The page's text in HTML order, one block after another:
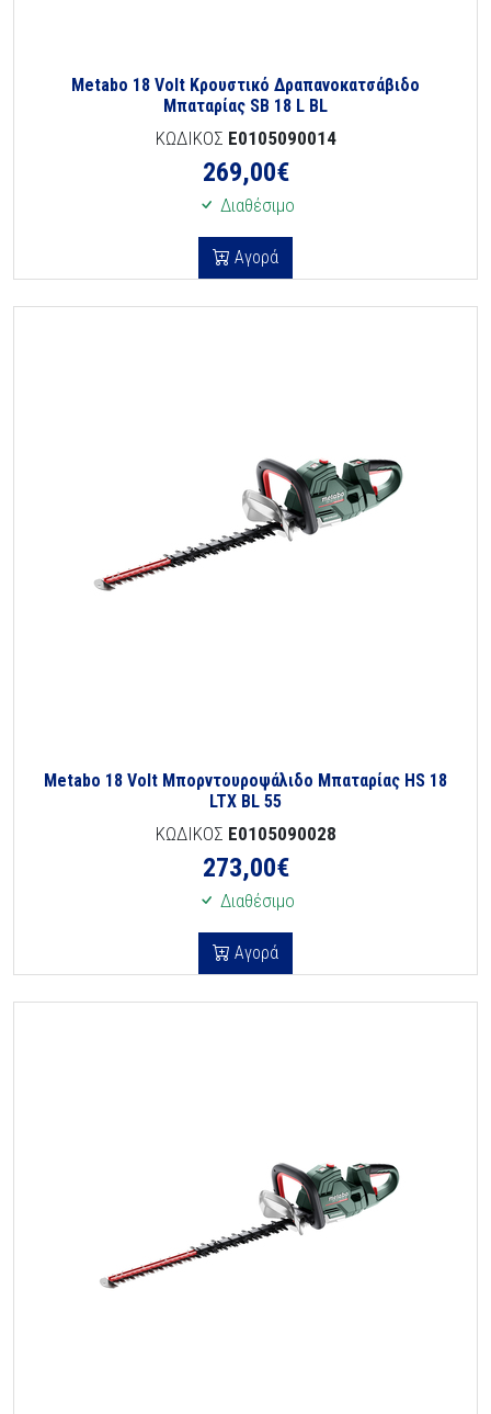
Metabo 18 Volt Κρουστικό Δραπανοκατσάβιδο
Μπαταρίας SB 18 L BL
ΚΩΔΙΚΟΣ E0105090014
269,00€
Διαθέσιμο
Αγορά
Metabo 18 Volt Μπορντουροψάλιδο Μπαταρίας HS 18
LTX BL 55
ΚΩΔΙΚΟΣ E0105090028
273,00€
Διαθέσιμο
Αγορά